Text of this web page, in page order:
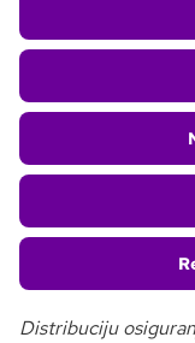
Distribuciju